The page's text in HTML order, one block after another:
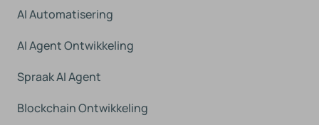
AI Automatisering
AI Agent Ontwikkeling
Spraak AI Agent
Blockchain Ontwikkeling